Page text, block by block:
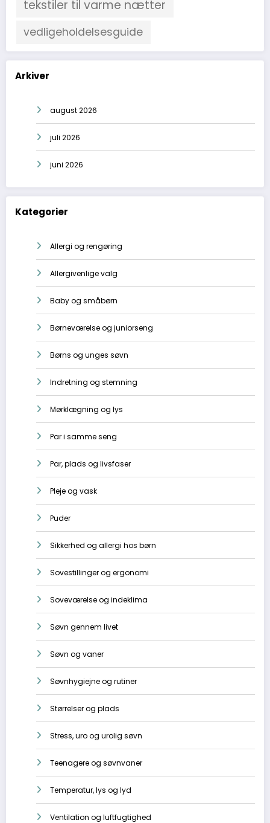
tekstiler til varme nætter
vedligeholdelsesguide
Arkiver
august 2026
juli 2026
juni 2026
Kategorier
Allergi og rengøring
Allergivenlige valg
Baby og småbørn
Børneværelse og juniorseng
Børns og unges søvn
Indretning og stemning
Mørklægning og lys
Par i samme seng
Par, plads og livsfaser
Pleje og vask
Puder
Sikkerhed og allergi hos børn
Sovestillinger og ergonomi
Soveværelse og indeklima
Søvn gennem livet
Søvn og vaner
Søvnhygiejne og rutiner
Størrelser og plads
Stress, uro og urolig søvn
Teenagere og søvnvaner
Temperatur, lys og lyd
Ventilation og luftfugtighed